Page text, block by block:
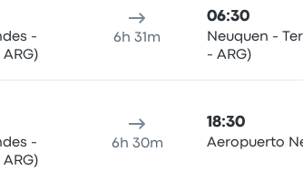
-
6h 31m
06:30
Neuquen -
- ARG)
-
6h 30m
18:30
Aeropuerto